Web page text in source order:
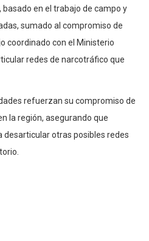
basado en el trabajo de campo y
sumado al compromiso de
coordinado con el Ministerio
redes de narcotráfico que
refuerzan su compromiso de
la región, asegurando que
otras posibles redes